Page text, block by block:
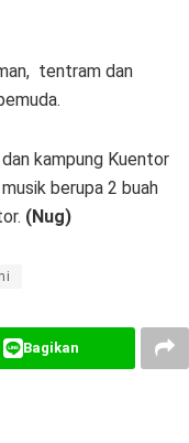
tentram dan
kampung Kuentor
berupa 2 buah
(Nug)
Bagikan